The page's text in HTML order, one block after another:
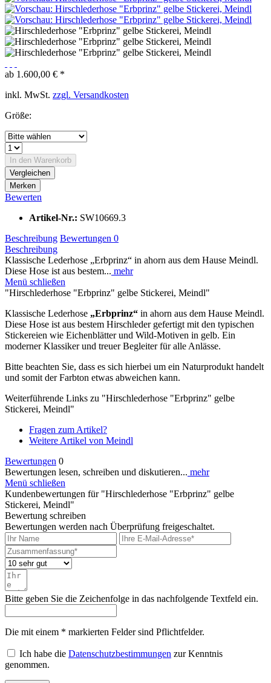
ab 1.600,00 € *
inkl. MwSt. zzgl. Versandkosten
Größe:
In den Warenkorb
Vergleichen
Merken
Bewerten
Artikel-Nr.: SW10669.3
Beschreibung Bewertungen 0
Beschreibung
Klassische Lederhose „Erbprinz“ in ahorn aus dem Hause Meindl.
Diese Hose ist aus bestem... mehr
Menü schließen
"Hirschlederhose "Erbprinz" gelbe Stickerei, Meindl"
Klassische Lederhose „Erbprinz“ in ahorn aus dem Hause Meindl.
Diese Hose ist aus bestem Hirschleder gefertigt mit den typischen
Stickereien wie Eichenblätter und Wild-Motiven in gelb. Ein
moderner Klassiker und treuer Begleiter für alle Anlässe.
Bitte beachten Sie, dass es sich hierbei um ein Naturprodukt handelt
und somit der Farbton etwas abweichen kann.
Weiterführende Links zu "Hirschlederhose "Erbprinz" gelbe
Stickerei, Meindl"
Fragen zum Artikel?
Weitere Artikel von Meindl
Bewertungen 0
Bewertungen lesen, schreiben und diskutieren... mehr
Menü schließen
Kundenbewertungen für "Hirschlederhose "Erbprinz" gelbe
Stickerei, Meindl"
Bewertung schreiben
Bewertungen werden nach Überprüfung freigeschaltet.
Bitte geben Sie die Zeichenfolge in das nachfolgende Textfeld ein.
Die mit einem * markierten Felder sind Pflichtfelder.
Ich habe die Datenschutzbestimmungen zur Kenntnis
genommen.